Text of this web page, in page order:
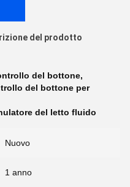
del prodotto
del bottone,
del bottone per
del letto fluido
Nuovo
1 anno